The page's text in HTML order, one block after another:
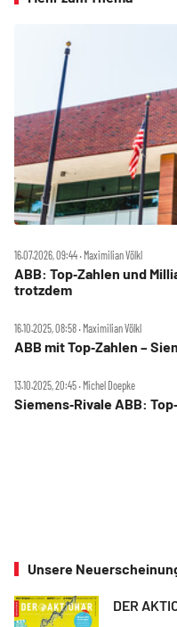
16.07.2026, 09:44 ‧ Maximilian Völkl
ABB: Top‑Zahlen und
trotzdem
16.10.2025, 08:58 ‧ Maximilian Völkl
ABB mit Top‑Zahlen –
13.10.2025, 20:45 ‧ Michel Doepke
Siemens‑Rivale ABB:
Unsere
DER